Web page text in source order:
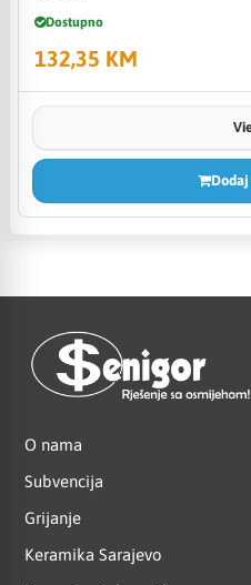
Dostupno
132,35 KM
O nama
Subvencija
Grijanje
Keramika Sarajevo